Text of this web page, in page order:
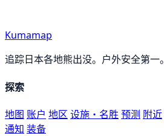
Kumamap
追踪日本各地熊出没。户外安全第一。
探索
地图 账户 地区 设施・名胜 预测 附近
通知 装备